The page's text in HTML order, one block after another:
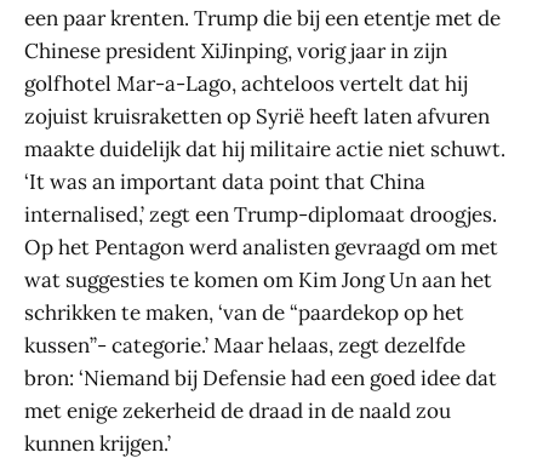
een paar krenten. Trump die bij een etentje met de
Chinese president XiJinping, vorig jaar in zijn
golfhotel Mar-a-Lago, achteloos vertelt dat hij
zojuist kruisraketten op Syrië heeft laten afvuren
maakte duidelijk dat hij militaire actie niet schuwt.
‘It was an important data point that China
internalised,’ zegt een Trump-diplomaat droogjes.
Op het Pentagon werd analisten gevraagd om met
wat suggesties te komen om Kim Jong Un aan het
schrikken te maken, ‘van de “paardekop op het
kussen”- categorie.’ Maar helaas, zegt dezelfde
bron: ‘Niemand bij Defensie had een goed idee dat
met enige zekerheid de draad in de naald zou
kunnen krijgen.’